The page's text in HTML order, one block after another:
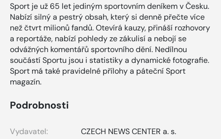
Sport je už 65 let jediným sportovním deníkem v Česku.
Nabízí silný a pestrý obsah, který si denně přečte více
než čtvrt milionů fandů. Otevírá kauzy, přináší rozhovory
a reportáže, nabízí pohledy ze zákulisí a nebojí se
odvážných komentářů sportovního dění. Nedílnou
součástí Sportu jsou i statistiky a dynamické fotografie.
Sport má také pravidelné přílohy a páteční Sport
magazín.
Podrobnosti
Vydavatel:
CZECH NEWS CENTER a. s.